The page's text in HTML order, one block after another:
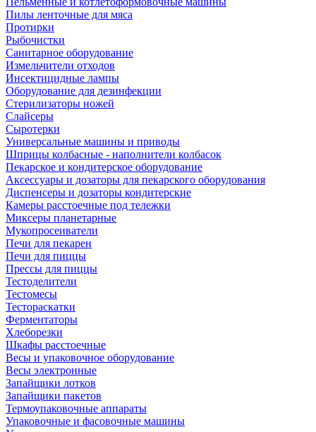
Пилы ленточные для мяса
Протирки
Рыбочистки
Санитарное оборудование
Измельчители отходов
Инсектицидные лампы
Оборудование для дезинфекции
Стерилизаторы ножей
Слайсеры
Сыротерки
Универсальные машины и приводы
Шприцы колбасные - наполнители колбасок
Пекарское и кондитерское оборудование
Аксессуары и дозаторы для пекарского оборудования
Диспенсеры и дозаторы кондитерские
Камеры расстоечные под тележки
Миксеры планетарные
Мукопросеиватели
Печи для пекарен
Печи для пиццы
Прессы для пиццы
Тестоделители
Тестомесы
Тестораскатки
Ферментаторы
Хлеборезки
Шкафы расстоечные
Весы и упаковочное оборудование
Весы электронные
Запайщики лотков
Запайщики пакетов
Термоупаковочные аппараты
Упаковочные и фасовочные машины